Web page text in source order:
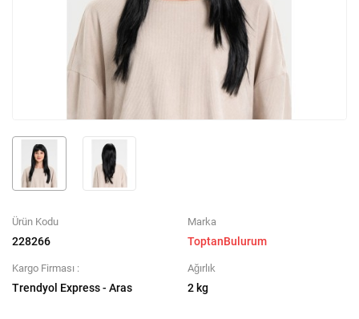
Ürün Kodu
228266
Marka
ToptanBulurum
Kargo Firması :
Trendyol Express - Aras
Ağırlık
2 kg